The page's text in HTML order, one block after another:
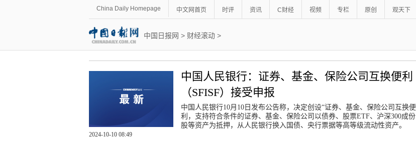
China Daily Homepage 中文网首页 时评 资讯 C财经 视频 专栏 原创 观天下
中国日报网 > 财经滚动>
中国人民银行：证券、基金、保险公司互换便利
（SFISF）接受申报
中国人民银行10月10日发布公告称，决定创设“证券、基金、保险公司互换便
利，支持符合条件的证券、基金、保险公司以债券、股票ETF、沪深300成份
股等资产为抵押，从人民银行换入国债、央行票据等高等级流动性资产。
2024-10-10 08:49